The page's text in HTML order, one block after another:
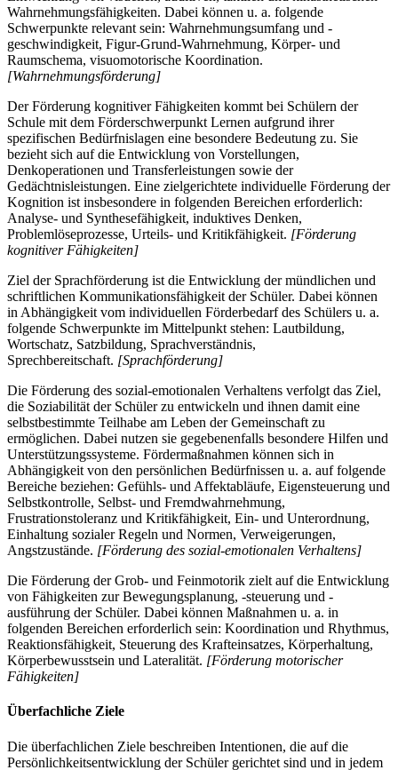
Wahrnehmungsfähigkeiten. Dabei können u. a. folgende
Schwerpunkte relevant sein: Wahrnehmungsumfang und -
geschwindigkeit, Figur-Grund-Wahrnehmung, Körper- und
Raumschema, visuomotorische Koordination.
[Wahrnehmungsförderung]
Der Förderung kognitiver Fähigkeiten kommt bei Schülern der
Schule mit dem Förderschwerpunkt Lernen aufgrund ihrer
spezifischen Bedürfnislagen eine besondere Bedeutung zu. Sie
bezieht sich auf die Entwicklung von Vorstellungen,
Denkoperationen und Transferleistungen sowie der
Gedächtnisleistungen. Eine zielgerichtete individuelle Förderung der
Kognition ist insbesondere in folgenden Bereichen erforderlich:
Analyse- und Synthesefähigkeit, induktives Denken,
Problemlöseprozesse, Urteils- und Kritikfähigkeit. [Förderung
kognitiver Fähigkeiten]
Ziel der Sprachförderung ist die Entwicklung der mündlichen und
schriftlichen Kommunikationsfähigkeit der Schüler. Dabei können
in Abhängigkeit vom individuellen Förderbedarf des Schülers u. a.
folgende Schwerpunkte im Mittelpunkt stehen: Lautbildung,
Wortschatz, Satzbildung, Sprachverständnis,
Sprechbereitschaft. [Sprachförderung]
Die Förderung des sozial-emotionalen Verhaltens verfolgt das Ziel,
die Soziabilität der Schüler zu entwickeln und ihnen damit eine
selbstbestimmte Teilhabe am Leben der Gemeinschaft zu
ermöglichen. Dabei nutzen sie gegebenenfalls besondere Hilfen und
Unterstützungssysteme. Fördermaßnahmen können sich in
Abhängigkeit von den persönlichen Bedürfnissen u. a. auf folgende
Bereiche beziehen: Gefühls- und Affektabläufe, Eigensteuerung und
Selbstkontrolle, Selbst- und Fremdwahrnehmung,
Frustrationstoleranz und Kritikfähigkeit, Ein- und Unterordnung,
Einhaltung sozialer Regeln und Normen, Verweigerungen,
Angstzustände. [Förderung des sozial-emotionalen Verhaltens]
Die Förderung der Grob- und Feinmotorik zielt auf die Entwicklung
von Fähigkeiten zur Bewegungsplanung, -steuerung und -
ausführung der Schüler. Dabei können Maßnahmen u. a. in
folgenden Bereichen erforderlich sein: Koordination und Rhythmus,
Reaktionsfähigkeit, Steuerung des Krafteinsatzes, Körperhaltung,
Körperbewusstsein und Lateralität. [Förderung motorischer
Fähigkeiten]
Überfachliche Ziele
Die überfachlichen Ziele beschreiben Intentionen, die auf die
Persönlichkeitsentwicklung der Schüler gerichtet sind und in jedem